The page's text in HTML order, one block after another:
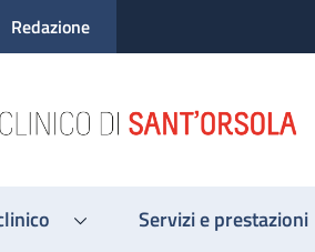
Redazione
Servizi e prestazioni